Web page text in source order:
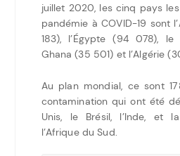
juillet 2020, les cinq pays
pandémie à COVID-19 sont
183), l’Égypte (94 078), le
Ghana (35 501) et l’Algérie
Au plan mondial, ce sont
contamination qui ont été
Unis, le Brésil, l’Inde, et
l’Afrique du Sud.